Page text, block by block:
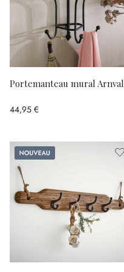
Portemanteau mural Arnval
44,95 €
Nouveau